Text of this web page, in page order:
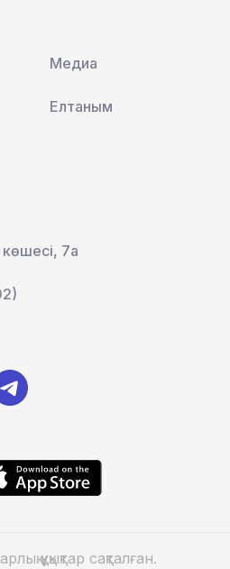
Медиа
Елтаным
7а
құқықтар сақталған.